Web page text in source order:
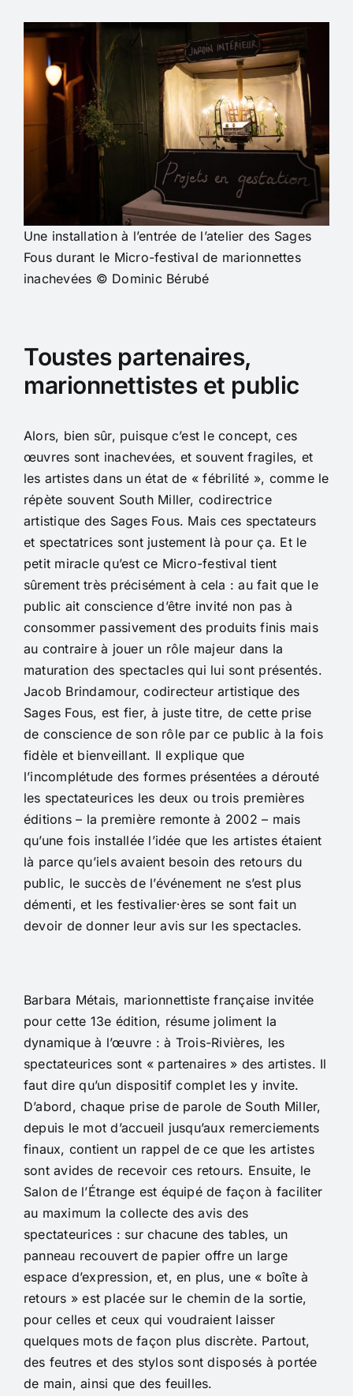
Une installation à l’entrée de l’atelier des Sages
Fous durant le Micro-festival de marionnettes
inachevées © Dominic Bérubé
Toustes partenaires,
marionnettistes et public
Alors, bien sûr, puisque c’est le concept, ces
œuvres sont inachevées, et souvent fragiles, et
les artistes dans un état de « fébrilité », comme le
répète souvent South Miller, codirectrice
artistique des Sages Fous. Mais ces spectateurs
et spectatrices sont justement là pour ça. Et le
petit miracle qu’est ce Micro-festival tient
sûrement très précisément à cela : au fait que le
public ait conscience d’être invité non pas à
consommer passivement des produits finis mais
au contraire à jouer un rôle majeur dans la
maturation des spectacles qui lui sont présentés.
Jacob Brindamour, codirecteur artistique des
Sages Fous, est fier, à juste titre, de cette prise
de conscience de son rôle par ce public à la fois
fidèle et bienveillant. Il explique que
l’incomplétude des formes présentées a dérouté
les spectateurices les deux ou trois premières
éditions – la première remonte à 2002 – mais
qu’une fois installée l’idée que les artistes étaient
là parce qu’iels avaient besoin des retours du
public, le succès de l’événement ne s’est plus
démenti, et les festivalier⸱ères se sont fait un
devoir de donner leur avis sur les spectacles.
Barbara Métais, marionnettiste française invitée
pour cette 13e édition, résume joliment la
dynamique à l’œuvre : à Trois-Rivières, les
spectateurices sont « partenaires » des artistes. Il
faut dire qu’un dispositif complet les y invite.
D’abord, chaque prise de parole de South Miller,
depuis le mot d’accueil jusqu’aux remerciements
finaux, contient un rappel de ce que les artistes
sont avides de recevoir ces retours. Ensuite, le
Salon de l’Étrange est équipé de façon à faciliter
au maximum la collecte des avis des
spectateurices : sur chacune des tables, un
panneau recouvert de papier offre un large
espace d’expression, et, en plus, une « boîte à
retours » est placée sur le chemin de la sortie,
pour celles et ceux qui voudraient laisser
quelques mots de façon plus discrète. Partout,
des feutres et des stylos sont disposés à portée
de main, ainsi que des feuilles.